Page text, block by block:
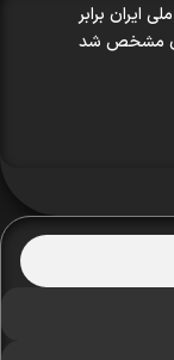
ایران برابر
مشخص شد